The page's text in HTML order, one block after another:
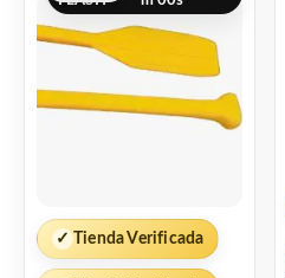
✓ Tienda Verificada
original
era:
$500.
actual
$400.